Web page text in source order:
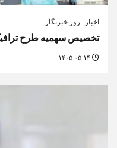
اخبار روز خبرنگار
تخصیص سهمیه طرح